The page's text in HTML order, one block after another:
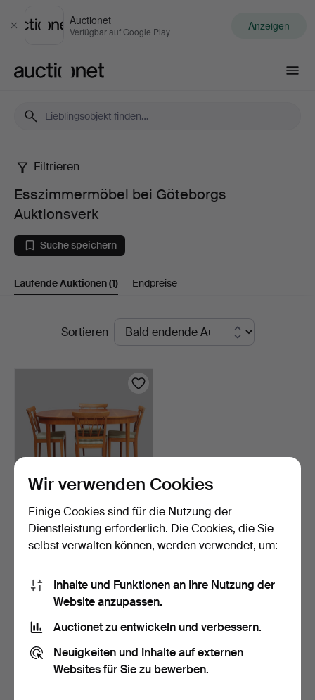
Schließen
Auctionet
Verfügbar auf Google Play Anzeigen
Esszimmermöbel
bei
Göteborgs
Auktionsverk
Filtrieren
Esszimmermöbel bei Göteborgs
Auktionsverk
Suche speichern
Laufende Auktionen(1) Endpreise
LaufendeSortieren
CARL MALMSTEN.
Esszimmergruppe, 5 Teile,
"…
6 Tage
442 USD
Sie können auch inBeendete Auktionen aus unserem
suchen.
Wir verwenden Cookies
Einige Cookies sind für die Nutzung der
Dienstleistung erforderlich. Die Cookies, die Sie
selbst verwalten können, werden verwendet, um:
Inhalte und Funktionen an Ihre Nutzung der
Website anzupassen.
Auctionet zu entwickeln und verbessern.
Neuigkeiten und Inhalte auf externen
Websites für Sie zu bewerben.